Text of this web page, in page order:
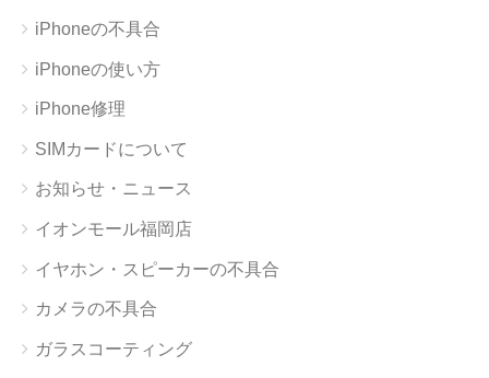
iPhoneの不具合
iPhoneの使い方
iPhone修理
SIMカードについて
お知らせ・ニュース
イオンモール福岡店
イヤホン・スピーカーの不具合
カメラの不具合
ガラスコーティング